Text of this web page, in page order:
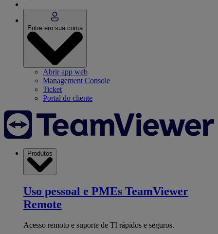
Entre em sua conta
Abrir app web
Management Console
Ticket
Portal do cliente
Produtos
Uso pessoal e PMEs TeamViewer
Remote
Acesso remoto e suporte de TI rápidos e seguros.